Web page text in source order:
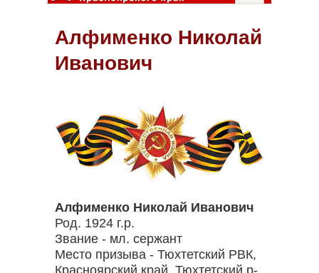
Алфименко Николай
Иванович
Алфименко Николай Иванович
Род. 1924 г.р.
Звание - мл. сержант
Место призыва - Тюхтетский РВК,
Красноярский край, Тюхтетский р-